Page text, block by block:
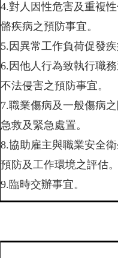
4.對人因性危害及重複
骼疾病之預防事宜。
5. 因異常工作負荷促發
6. 因他人行為致執行職
不法侵害之預防事宜。
7.職業傷病及一般傷病
急救及緊急處置。
8.協助雇主與職業安全
預防及工作環境之評估
9.臨時交辦事宜。